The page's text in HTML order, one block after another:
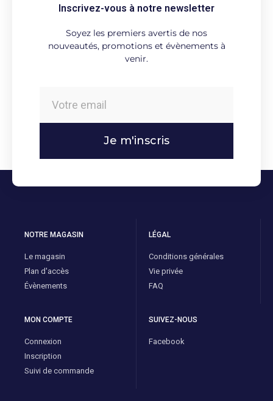
Inscrivez-vous à notre newsletter
Soyez les premiers avertis de nos
nouveautés, promotions et évènements à
venir.
Je m'inscris
NOTRE MAGASIN
Le magasin
Plan d'accès
Évènements
LÉGAL
Conditions générales
Vie privée
FAQ
MON COMPTE
Connexion
Inscription
Suivi de commande
SUIVEZ-NOUS
Facebook